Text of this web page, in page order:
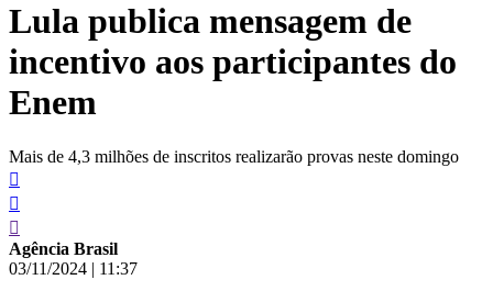
conteúdo
Lula publica mensagem de
incentivo aos participantes do
Enem
Mais de 4,3 milhões de inscritos realizarão provas neste domingo
Agência Brasil
03/11/2024 | 11:37